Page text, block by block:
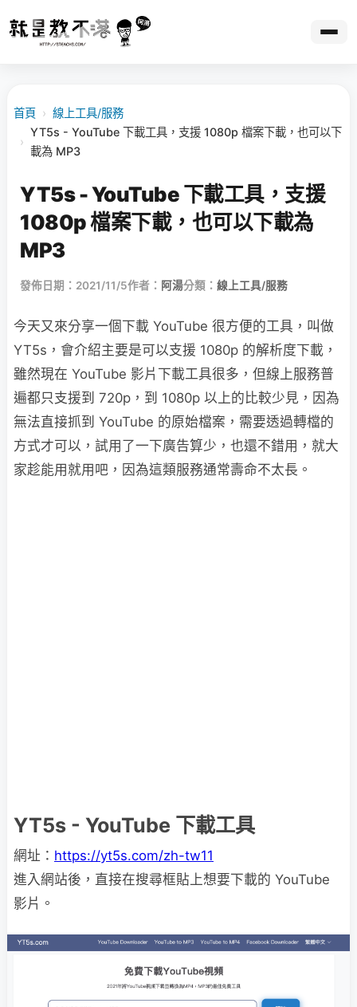
首頁 › 線上工具/服務
›
YT5s - YouTube 下載工具，支援 1080p 檔案下載，也可以下
載為 MP3
YT5s - YouTube 下載工具，支援
1080p 檔案下載，也可以下載為
MP3
發佈日期：2021/11/5作者： 阿湯分類： 線上工具/服務
今天又來分享一個下載 YouTube 很方便的工具，叫做
YT5s，會介紹主要是可以支援 1080p 的解析度下載，
雖然現在 YouTube 影片下載工具很多，但線上服務普
遍都只支援到 720p，到 1080p 以上的比較少見，因為
無法直接抓到 YouTube 的原始檔案，需要透過轉檔的
方式才可以，試用了一下廣告算少，也還不錯用，就大
家趁能用就用吧，因為這類服務通常壽命不太長。
YT5s - YouTube 下載工具
網址： https://yt5s.com/zh-tw11
進入網站後，直接在搜尋框貼上想要下載的 YouTube
影片。